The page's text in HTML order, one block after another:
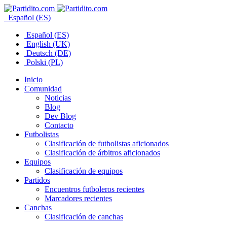
Español (ES)
Español (ES)
English (UK)
Deutsch (DE)
Polski (PL)
Inicio
Comunidad
Noticias
Blog
Dev Blog
Contacto
Futbolistas
Clasificación de futbolistas aficionados
Clasificación de árbitros aficionados
Equipos
Clasificación de equipos
Partidos
Encuentros futboleros recientes
Marcadores recientes
Canchas
Clasificación de canchas